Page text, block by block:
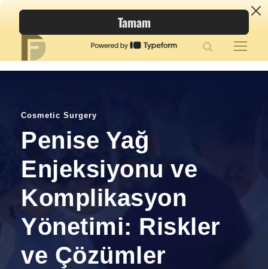
Cosmetic Surgery
Penise Yağ
Enjeksiyonu ve
Komplikasyon
Yönetimi: Riskler
ve Çözümler